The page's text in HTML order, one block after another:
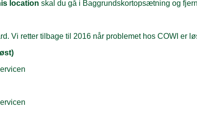
location skal du gå i Baggrundskortopsætning og
Vi retter tilbage til 2016 når problemet hos COWI er